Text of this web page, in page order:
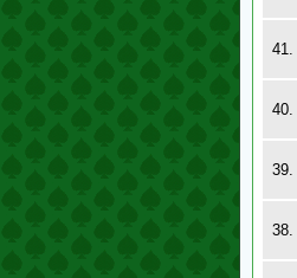
41.
40.
39.
38.